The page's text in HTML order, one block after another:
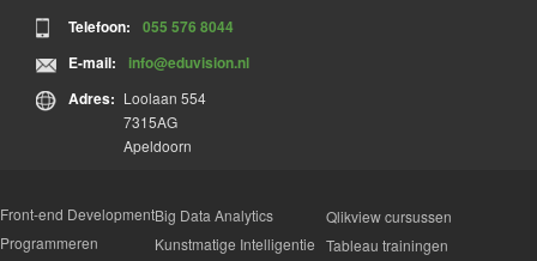
Telefoon:
055 576 8044
E-mail:
info@eduvision.nl
Adres: Loolaan 554
7315AG
Apeldoorn
Front-end Development
Programmeren
Big Data Analytics
Kunstmatige Intelligentie
Qlikview cursussen
Tableau trainingen